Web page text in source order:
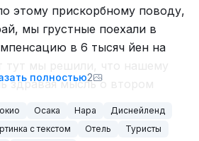
что было в этом тексте.
не нужен, но пусть будет.
в функционале?
вставка тоже нужна, без
стоят на каждом
в зависимости от
в округе. Самая дорогая
автомате – 250 йен. Самая
частенько идёт с каким-
Японцы, как я поняла,
несладкий горьковатый
этому прискорбному поводу,
мы грустные поехали в
в 6 тысяч йен на
тут мы решили, что нашему
здравая мысль о втором
полностью2
Осака Нара
Диснейленд
с текстом Отель Туристы